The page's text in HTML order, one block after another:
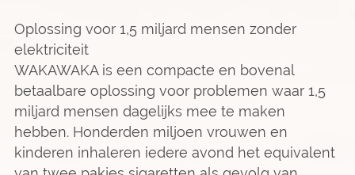
Oplossing voor 1,5 miljard mensen zonder
elektriciteit
WAKAWAKA is een compacte en bovenal
betaalbare oplossing voor problemen waar 1,5
miljard mensen dagelijks mee te maken
hebben. Honderden miljoen vrouwen en
kinderen inhaleren iedere avond het equivalent